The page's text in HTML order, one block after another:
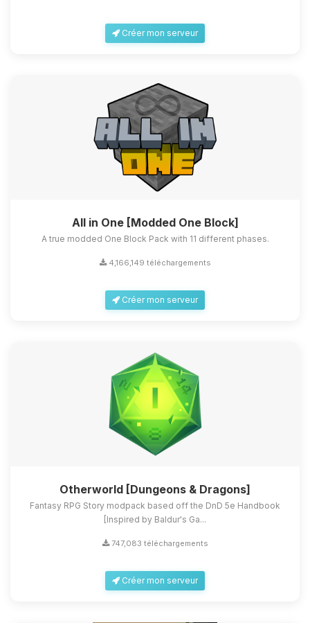
Créer mon serveur
All in One [Modded One Block]
A true modded One Block Pack with 11 different phases.
4,166,149 téléchargements
Créer mon serveur
Otherworld [Dungeons & Dragons]
Fantasy RPG Story modpack based off the DnD 5e Handbook
[Inspired by Baldur's Ga...
747,083 téléchargements
Créer mon serveur